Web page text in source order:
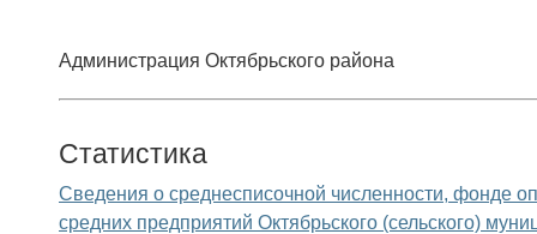
Администрация Октябрьского района
Статистика
Сведения о среднесписочной численности, фонде
средних предприятий Октябрьского (сельского)